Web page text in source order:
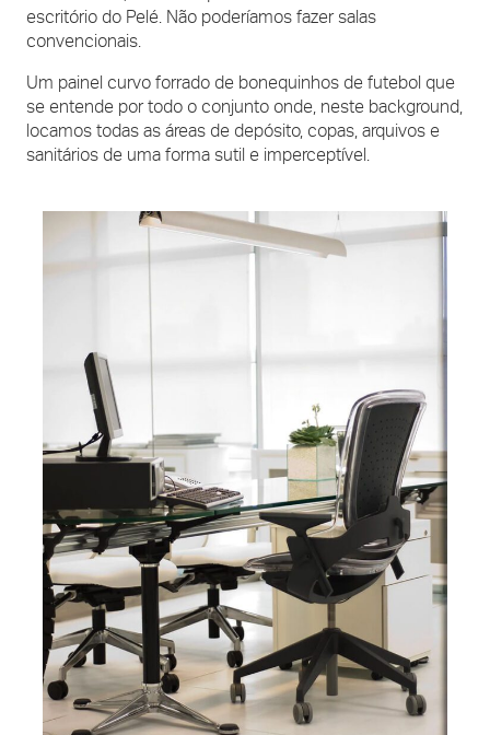
escritório do Pelé. Não poderíamos fazer salas
convencionais.
Um painel curvo forrado de bonequinhos de futebol que
se entende por todo o conjunto onde, neste background,
locamos todas as áreas de depósito, copas, arquivos e
sanitários de uma forma sutil e imperceptível.